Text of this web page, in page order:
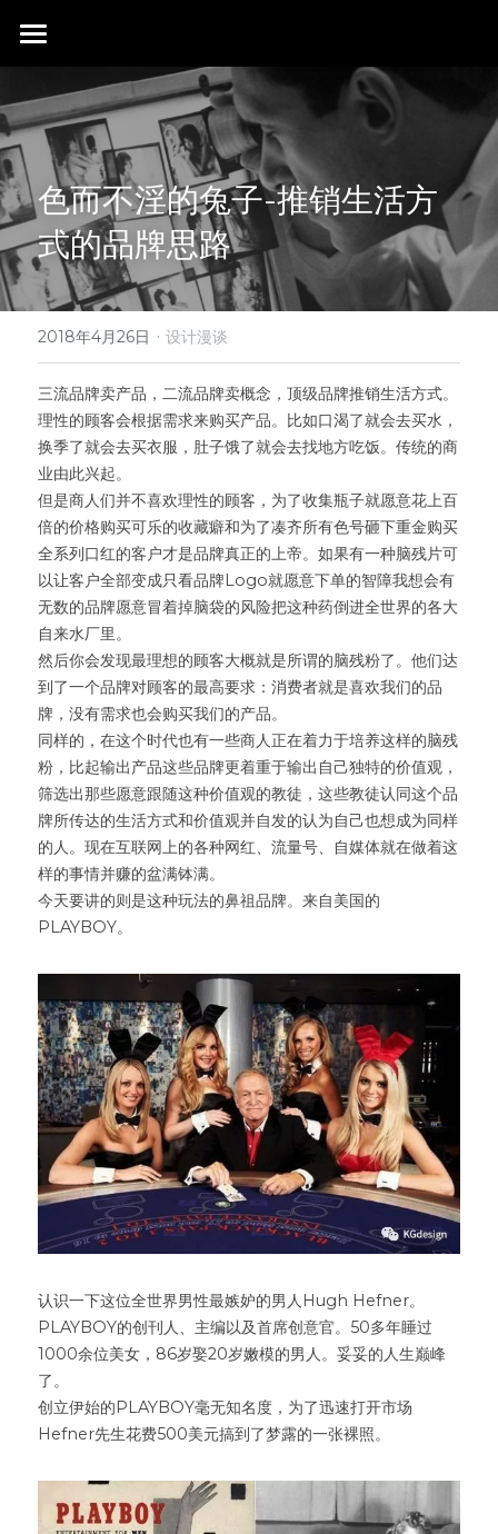
行业成就
同行赞誉
荣膺奖项
关于我们
联系我们
搜索
色而不淫的兔子-推销生活方
式的品牌思路
2018年4月26日 · 设计漫谈
三流品牌卖产品，二流品牌卖概念，顶级品牌推销生活方式。
理性的顾客会根据需求来购买产品。比如口渴了就会去买水，
换季了就会去买衣服，肚子饿了就会去找地方吃饭。传统的商
业由此兴起。
但是商人们并不喜欢理性的顾客，为了收集瓶子就愿意花上百
倍的价格购买可乐的收藏癖和为了凑齐所有色号砸下重金购买
全系列口红的客户才是品牌真正的上帝。如果有一种脑残片可
以让客户全部变成只看品牌Logo就愿意下单的智障我想会有
无数的品牌愿意冒着掉脑袋的风险把这种药倒进全世界的各大
自来水厂里。
然后你会发现最理想的顾客大概就是所谓的脑残粉了。他们达
到了一个品牌对顾客的最高要求：消费者就是喜欢我们的品
牌，没有需求也会购买我们的产品。
同样的，在这个时代也有一些商人正在着力于培养这样的脑残
粉，比起输出产品这些品牌更着重于输出自己独特的价值观，
筛选出那些愿意跟随这种价值观的教徒，这些教徒认同这个品
牌所传达的生活方式和价值观并自发的认为自己也想成为同样
的人。现在互联网上的各种网红、流量号、自媒体就在做着这
样的事情并赚的盆满钵满。
今天要讲的则是这种玩法的鼻祖品牌。来自美国的
PLAYBOY。
认识一下这位全世界男性最嫉妒的男人Hugh Hefner。
PLAYBOY的创刊人、主编以及首席创意官。50多年睡过
1000余位美女，86岁娶20岁嫩模的男人。妥妥的人生巅峰
了。
创立伊始的PLAYBOY毫无知名度，为了迅速打开市场
Hefner先生花费500美元搞到了梦露的一张裸照。